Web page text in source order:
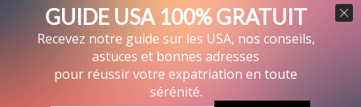
GUIDE USA 100% GRATUIT
Recevez notre guide sur les USA, nos conseils,
astuces et bonnes adresses
pour réussir votre expatriation en toute
sérénité.